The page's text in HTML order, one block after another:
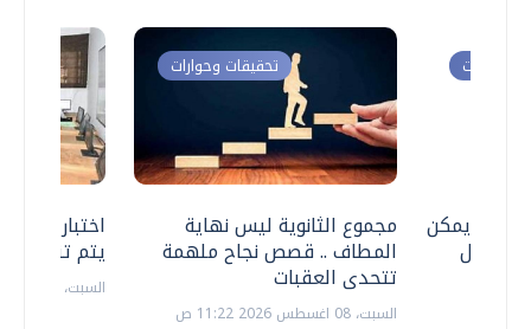
اختبارات
يتم
السبت، 18 يوليو 2026 09:22 ص
تحقيقات وحوارات
مجموع الثانوية ليس نهاية
المطاف .. قصص نجاح ملهمة
تتحدى العقبات
السبت، 08 اغسطس 2026 11:22 ص
وحوارات
.. هل يمكن
نتعامل